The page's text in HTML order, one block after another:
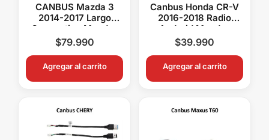
CANBUS Mazda 3
2014-2017 Largo
Connection Mandos
Volante Cámara USB
Android
$79.990
Agregar al carrito
Canbus Honda CR-V
2016-2018 Radio
Android Mandos
Volante Cámara USB
Antena
$39.990
Agregar al carrito